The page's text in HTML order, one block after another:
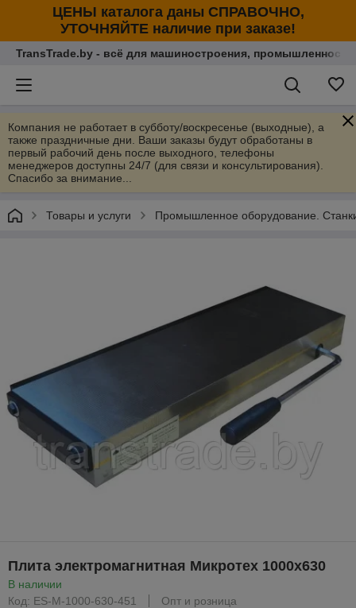
ЦЕНЫ каталога даны СПРАВОЧНО,
УТОЧНЯЙТЕ наличие при заказе!
TransTrade.by - всё для машиностроения,
Компания не работает в субботу/воскресенье (выходные), а
также праздничные дни. Ваши заказы будут обработаны в
первый рабочий день после выходного, телефоны
менеджеров доступны 24/7 (для связи и консультирования).
Спасибо за внимание...
Товары и услуги Промышленное оборудование.
Плита электромагнитная Микротех 1000х630
В наличии
Код: ES-M-1000-630-451
Опт и розница